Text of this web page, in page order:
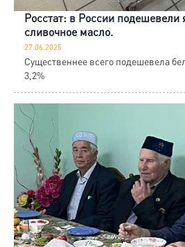
Росстат: в России подешевели
сливочное масло.
27.06.2025
Существеннее всего подешевела
3,2%